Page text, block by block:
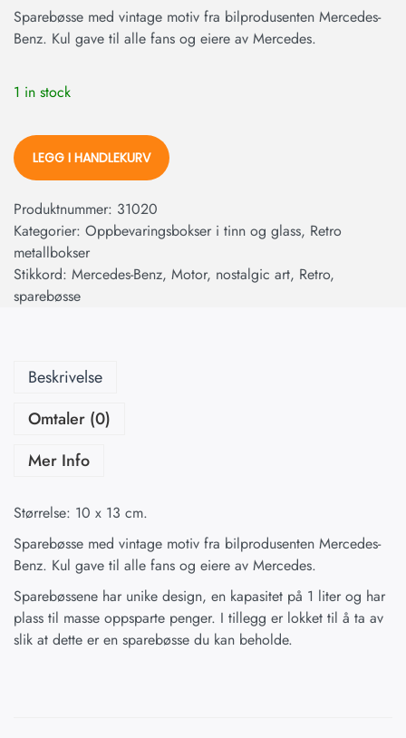
Sparebøsse med vintage motiv fra bilprodusenten Mercedes-
Benz. Kul gave til alle fans og eiere av Mercedes.
1 in stock
LEGG I HANDLEKURV
Produktnummer: 31020
Kategorier: Oppbevaringsbokser i tinn og glass, Retro
metallbokser
Stikkord: Mercedes-Benz, Motor, nostalgic art, Retro,
sparebøsse
Beskrivelse
Omtaler (0)
Mer Info
Størrelse: 10 x 13 cm.
Sparebøsse med vintage motiv fra bilprodusenten Mercedes-
Benz. Kul gave til alle fans og eiere av Mercedes.
Sparebøssene har unike design, en kapasitet på 1 liter og har
plass til masse oppsparte penger. I tillegg er lokket til å ta av
slik at dette er en sparebøsse du kan beholde.